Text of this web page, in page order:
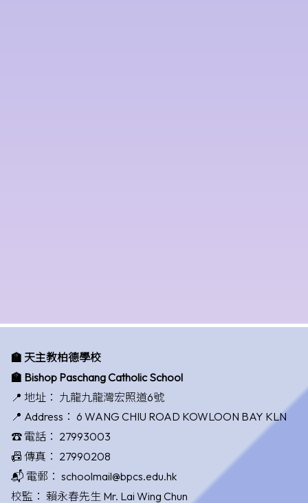
🏫 天主教柏德學校
🏫 Bishop Paschang Catholic School
📍 地址： 九龍九龍灣宏照道6號
📍 Address： 6 WANG CHIU ROAD KOWLOON BAY KLN
☎️ 電話： 27993003
📠 傳真： 27990208
📬 電郵： schoolmail@bpcs.edu.hk
校監： 賴永春先生 Mr. Lai Wing Chun